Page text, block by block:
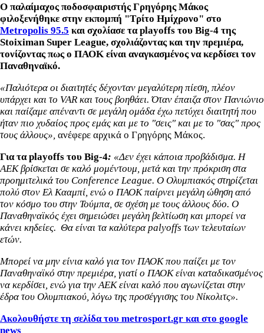
Ο παλαίμαχος ποδοσφαιριστής Γρηγόρης Μάκος
φιλοξενήθηκε στην εκπομπή "Τρίτο Ημίχρονο" στο
Metropolis 95.5 και σχολίασε τα playoffs του Big-4 της
Stoiximan Super League, σχολιάζοντας και την πρεμιέρα,
τονίζοντας πως ο ΠΑΟΚ είναι αναγκασμένος να κερδίσει τον
Παναθηναϊκό.
«Παλιότερα οι διαιτητές δέχονταν μεγαλύτερη πίεση, πλέον
υπάρχει και το VAR και τους βοηθάει. Όταν έπαιζα στον Πανιώνιο
και παίζαμε απέναντι σε μεγάλη ομάδα έχω πετύχει διαιτητή που
ήταν πιο χυδαίος προς εμάς και με το "σεις" και με το "σας" προς
τους άλλους», ανέφερε αρχικά ο Γρηγόρης Μάκος.
Για τα playoffs του Big-4: «Δεν έχει κάποια προβάδισμα. Η
ΑΕΚ βρίσκεται σε καλό μομέντουμ, μετά και την πρόκριση στα
προημιτελικά του Conference League. Ο Ολυμπιακός στηρίζεται
πολύ στον Ελ Κααμπί, ενώ ο ΠΑΟΚ παίρνει μεγάλη ώθηση από
τον κόσμο του στην Τούμπα, σε σχέση με τους άλλους δύο. Ο
Παναθηναϊκός έχει σημειώσει μεγάλη βελτίωση και μπορεί να
κάνει κηδείες. Θα είναι τα καλύτερα palyoffs των τελευταίων
ετών.
Μπορεί να μην είνια καλό για τον ΠΑΟΚ που παίζει με τον
Παναθηναϊκό στην πρεμιέρα, γιατί ο ΠΑΟΚ είναι καταδικασμένος
να κερδίσει, ενώ για την ΑΕΚ είναι καλό που αγωνίζεται στην
έδρα του Ολυμπιακού, λόγω της προσέγγισης του Νίκολιτς».
Ακολουθήστε τη σελίδα του metrosport.gr και στο google
news